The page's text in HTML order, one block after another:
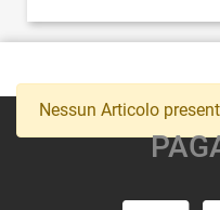
Nessun Articolo